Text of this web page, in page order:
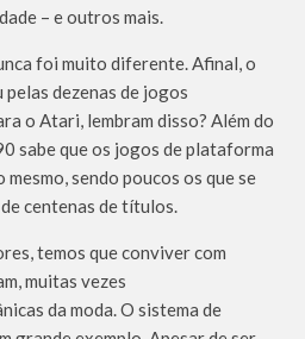
– e outros mais.
foi muito diferente. Afinal, o
dezenas de jogos
o Atari, lembram disso? Além do
sabe que os jogos de plataforma
sendo poucos os que se
centenas de títulos.
temos que conviver com
muitas vezes
da moda. O sistema de